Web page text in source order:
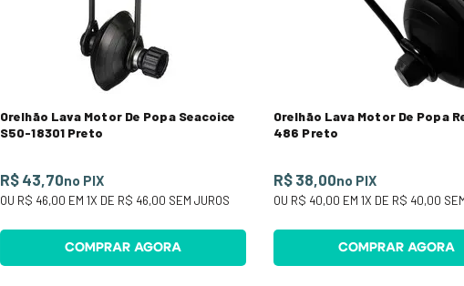
Orelhão Lava Motor De Popa Seacoice
S50-18301 Preto
R$ 43,70no PIX
OU R$ 46,00 EM 1X DE R$ 46,00 SEM JUROS
COMPRAR AGORA
Orelhão Lava Motor De Popa
486 Preto
R$ 38,00no PIX
OU R$ 40,00 EM 1X DE R$ 40,00
COMPRAR AGORA